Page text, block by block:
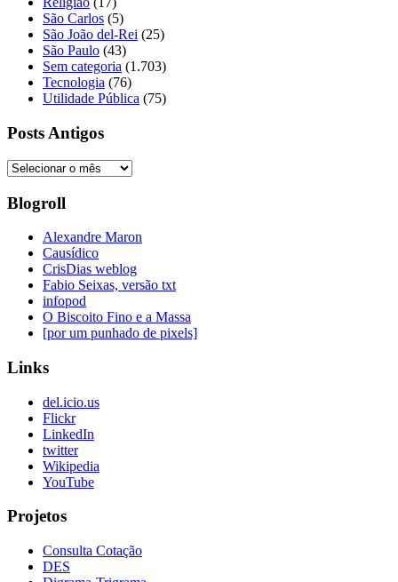
São Carlos (5)
São João del-Rei (25)
São Paulo (43)
Sem categoria (1.703)
Tecnologia (76)
Utilidade Pública (75)
Posts Antigos
Posts
Blogroll
Alexandre Maron
Causídico
CrisDias weblog
Fabio Seixas, versão txt
infopod
O Biscoito Fino e a Massa
[por um punhado de pixels]
Links
del.icio.us
Flickr
LinkedIn
twitter
Wikipedia
YouTube
Projetos
Consulta Cotação
DES